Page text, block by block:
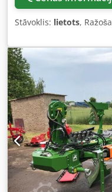
Stāvoklis: lietots,